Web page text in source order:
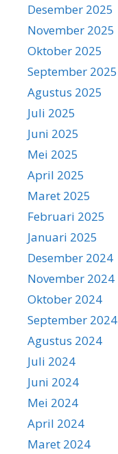
Desember 2025
November 2025
Oktober 2025
September 2025
Agustus 2025
Juli 2025
Juni 2025
Mei 2025
April 2025
Maret 2025
Februari 2025
Januari 2025
Desember 2024
November 2024
Oktober 2024
September 2024
Agustus 2024
Juli 2024
Juni 2024
Mei 2024
April 2024
Maret 2024